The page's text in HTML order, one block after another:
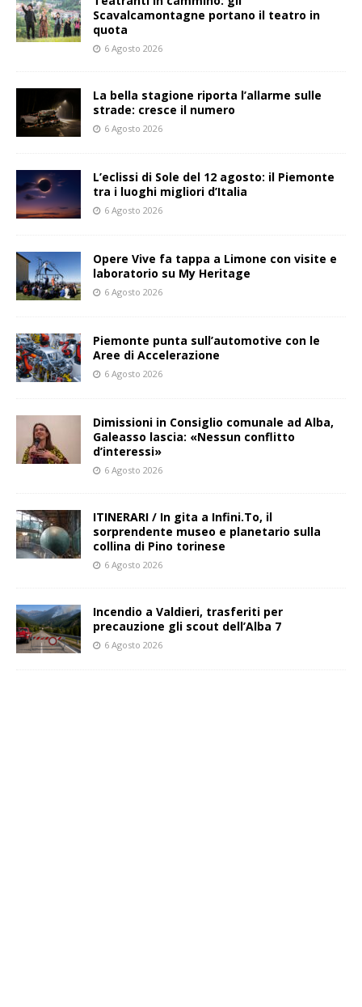
Scavalcamontagne portano il teatro in
quota
6 Agosto 2026
La bella stagione riporta l’allarme sulle
strade: cresce il numero
6 Agosto 2026
L’eclissi di Sole del 12 agosto: il Piemonte
tra i luoghi migliori d’Italia
6 Agosto 2026
Opere Vive fa tappa a Limone con visite e
laboratorio su My Heritage
6 Agosto 2026
Piemonte punta sull’automotive con le
Aree di Accelerazione
6 Agosto 2026
Dimissioni in Consiglio comunale ad Alba,
Galeasso lascia: «Nessun conflitto
d’interessi»
6 Agosto 2026
ITINERARI / In gita a Infini.To, il
sorprendente museo e planetario sulla
collina di Pino torinese
6 Agosto 2026
Incendio a Valdieri, trasferiti per
precauzione gli scout dell’Alba 7
6 Agosto 2026